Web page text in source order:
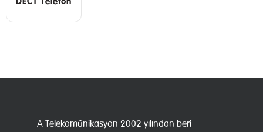
A Telekomünikasyon 2002 yılından beri